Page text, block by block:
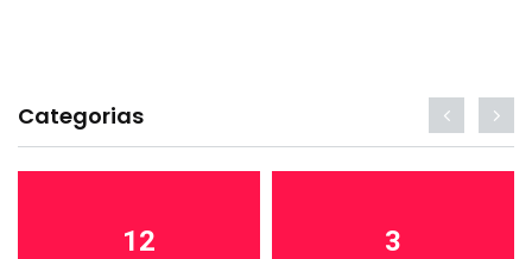
Categorias
12 3